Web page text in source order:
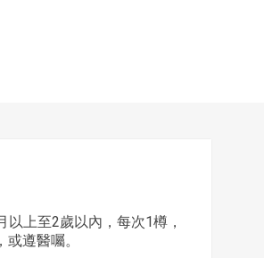
上至2歲以內，每次1樽，
遵醫囑。